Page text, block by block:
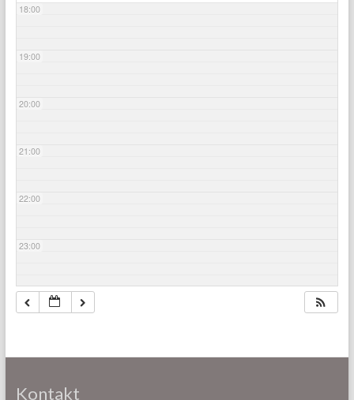
18:00
19:00
20:00
21:00
22:00
23:00
Kontakt